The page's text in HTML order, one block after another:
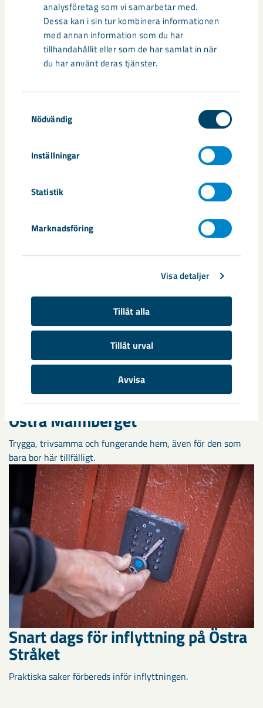
analysföretag som vi samarbetar med.
Dessa kan i sin tur kombinera informationen
med annan information som du har
tillhandahållit eller som de har samlat in när
du har använt deras tjänster.
Nödvändig
Inställningar
Statistik
Marknadsföring
Visa detaljer
Tillåt alla
Tillåt urval
Avvisa
Snart dags för inflyttning på
Vägmästaren
Från villor till long stay – nytt liv i
Östra Malmberget
Trygga, trivsamma och fungerande hem, även för den som
bara bor här tillfälligt.
Snart dags för inflyttning på Östra
Stråket
Praktiska saker förbereds inför inflyttningen.